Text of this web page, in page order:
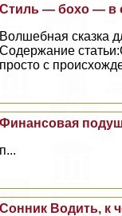
Стиль — бохо — в
Волшебная сказка
Содержание
просто с
Финансовая
п...
Сонник Водить, к